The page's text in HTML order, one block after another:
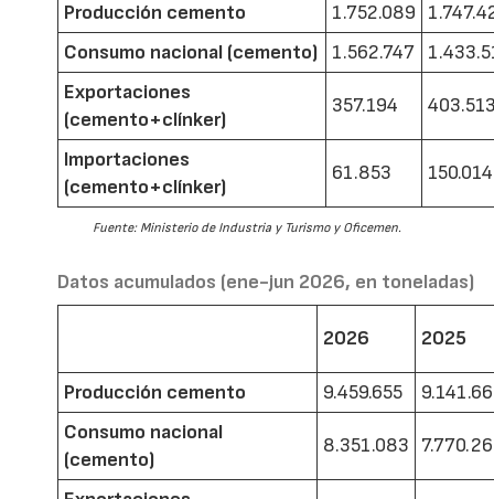
Producción cemento 1.752.089
Consumo nacional (cemento)
1.562.747
Exportaciones
(cemento+clínker)
357.194
Importaciones
(cemento+clínker)
61.853 150.014
Fuente: Ministerio de Industria y Turismo y Oficemen.
Datos acumulados (ene-jun 2026, en toneladas)
2026 2025
Producción cemento 9.459.655
Consumo nacional
(cemento)
8.351.083